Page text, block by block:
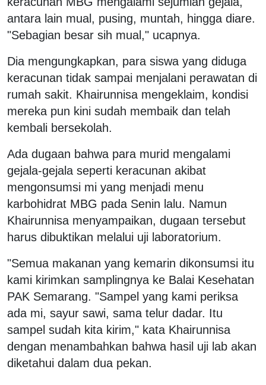
antara lain mual, pusing, muntah, hingga diare.
"Sebagian besar sih mual," ucapnya.
Dia mengungkapkan, para siswa yang diduga
keracunan tidak sampai menjalani perawatan di
rumah sakit. Khairunnisa mengeklaim, kondisi
mereka pun kini sudah membaik dan telah
kembali bersekolah.
Ada dugaan bahwa para murid mengalami
gejala-gejala seperti keracunan akibat
mengonsumsi mi yang menjadi menu
karbohidrat MBG pada Senin lalu. Namun
Khairunnisa menyampaikan, dugaan tersebut
harus dibuktikan melalui uji laboratorium.
"Semua makanan yang kemarin dikonsumsi itu
kami kirimkan samplingnya ke Balai Kesehatan
PAK Semarang. "Sampel yang kami periksa
ada mi, sayur sawi, sama telur dadar. Itu
sampel sudah kita kirim," kata Khairunnisa
dengan menambahkan bahwa hasil uji lab akan
diketahui dalam dua pekan.